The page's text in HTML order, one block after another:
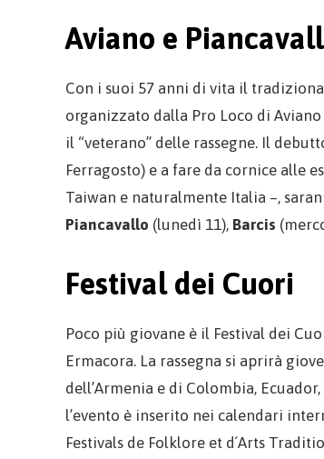
Aviano e
Con i suoi 57 anni di vita il
organizzato dalla Pro Loco di
il “veterano” delle rassegne. Il
Ferragosto) e a fare da cornice alle
Taiwan e naturalmente Italia –,
Piancavallo (lunedì 11), Barcis
Festival dei Cuori
Poco più giovane è il Festival dei
Ermacora. La rassegna si aprirà
dell’Armenia e di Colombia,
l’evento è inserito nei calendari
Festivals de Folklore et d´Arts